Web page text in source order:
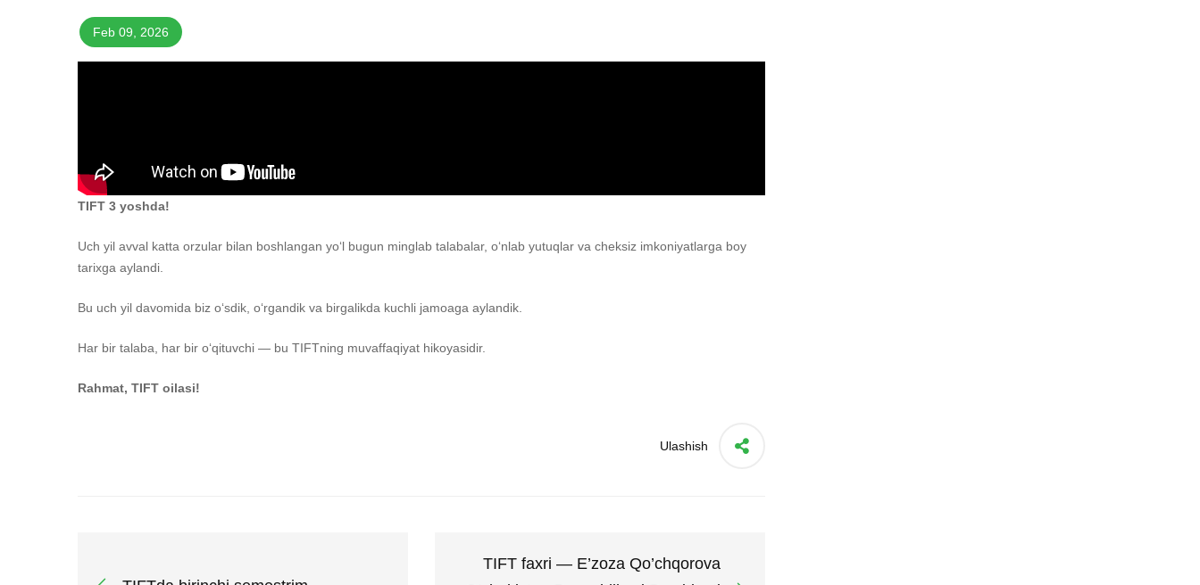
Feb 09, 2026
TIFT 3 yoshda!
Uch yil avval katta orzular bilan boshlangan yo‘l bugun minglab talabalar, o‘nlab yutuqlar va cheksiz imkoniyatlarga boy
tarixga aylandi.
Bu uch yil davomida biz o‘sdik, o‘rgandik va birgalikda kuchli jamoaga aylandik.
Har bir talaba, har bir o‘qituvchi — bu TIFTning muvaffaqiyat hikoyasidir.
Rahmat, TIFT oilasi!
Ulashish
TIFT faxri — E’zoza Qo’chqorova